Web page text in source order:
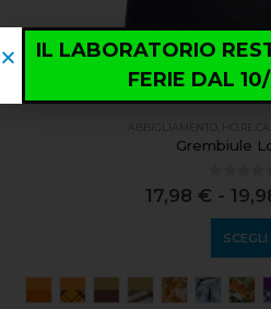
ABBIGLIAMENTO HO.RE.CA.
Grembiule
0 out
17,98 € -
SCEGLI
IL LABORATORIO
FERIE DAL